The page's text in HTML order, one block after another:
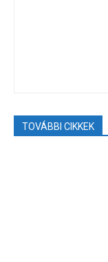
TOVÁBBI CIKKEK